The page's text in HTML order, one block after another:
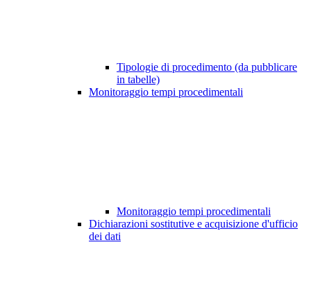
Tipologie di procedimento (da pubblicare
in tabelle)
Monitoraggio tempi procedimentali
Monitoraggio tempi procedimentali
Dichiarazioni sostitutive e acquisizione d'ufficio
dei dati